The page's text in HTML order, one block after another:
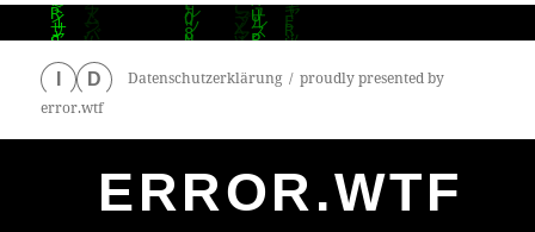
D Datenschutzerklärung
proudly presented by
error.wtf
ERROR.WTF